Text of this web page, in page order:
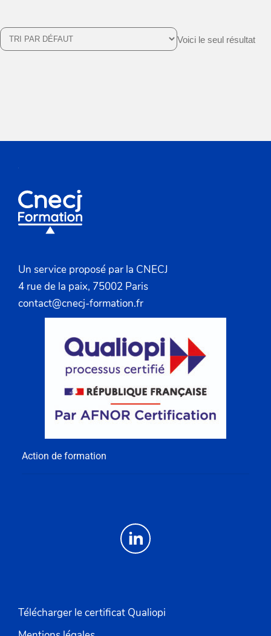
Voici le seul résultat
Un service proposé par la CNECJ
4 rue de la paix, 75002 Paris
contact@cnecj-formation.fr
Action de formation
Télécharger le certificat Qualiopi